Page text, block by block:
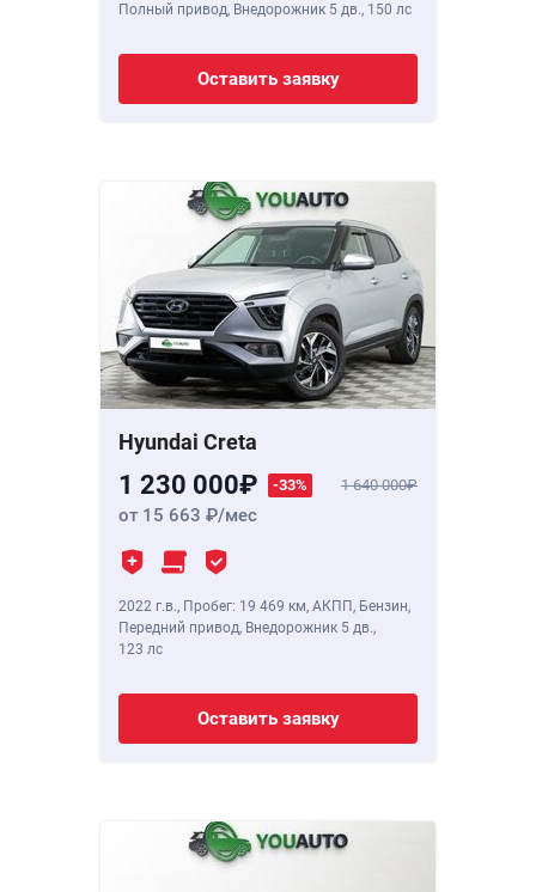
Полный привод, Внедорожник 5 дв., 150 лс
Оставить заявку
Hyundai Creta
1 230 000 -33% 1 640 000
от 15 663 /мес
2022 г.в., Пробег: 19 469 км, АКПП, Бензин,
Передний привод, Внедорожник 5 дв.,
123 лс
Оставить заявку